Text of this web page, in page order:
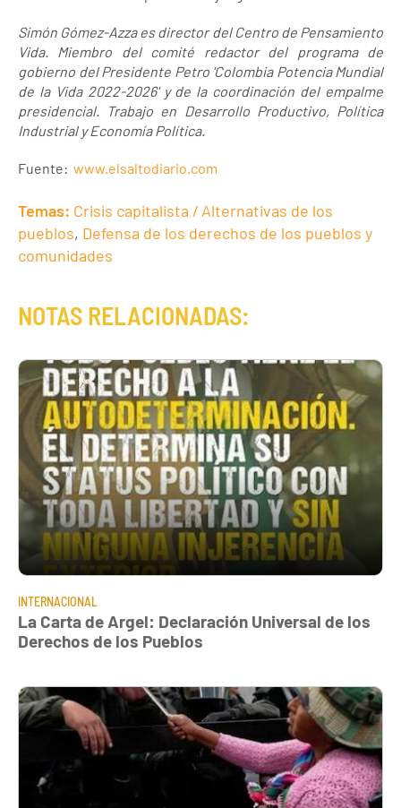
Simón Gómez-Azza es director del Centro de Pensamiento
Vida. Miembro del comité redactor del programa de
gobierno del Presidente Petro 'Colombia Potencia Mundial
de la Vida 2022-2026' y de la coordinación del empalme
presidencial. Trabajo en Desarrollo Productivo, Política
Industrial y Economía Política.
Fuente: www.elsaltodiario.com
Temas: Crisis capitalista / Alternativas de los
pueblos, Defensa de los derechos de los pueblos y
comunidades
NOTAS RELACIONADAS:
INTERNACIONAL
La Carta de Argel: Declaración Universal de los
Derechos de los Pueblos